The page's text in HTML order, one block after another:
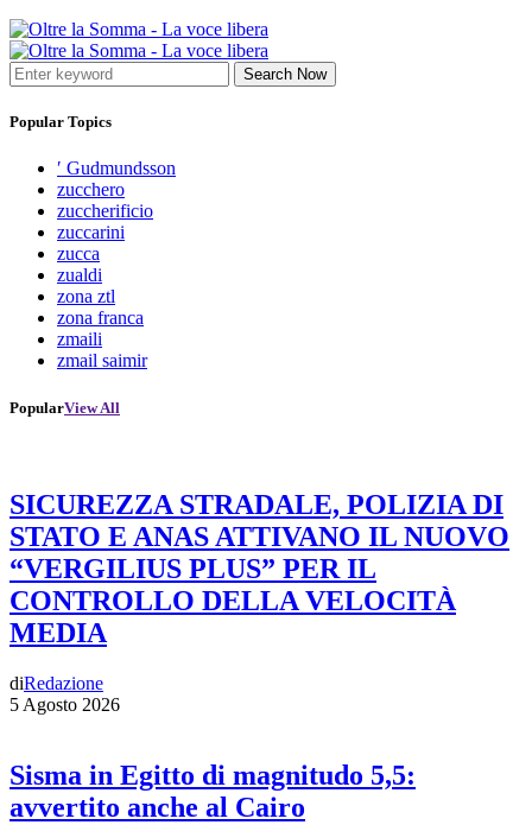
Search Now
Popular Topics
′ Gudmundsson
zucchero
zuccherificio
zuccarini
zucca
zualdi
zona ztl
zona franca
zmaili
zmail saimir
PopularView All
SICUREZZA STRADALE, POLIZIA DI
STATO E ANAS ATTIVANO IL NUOVO
“VERGILIUS PLUS” PER IL
CONTROLLO DELLA VELOCITÀ
MEDIA
diRedazione
5 Agosto 2026
Sisma in Egitto di magnitudo 5,5:
avvertito anche al Cairo